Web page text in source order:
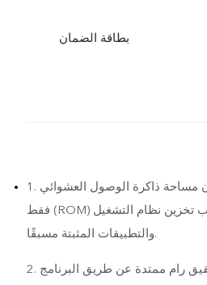
بطاقة الضمان
1. إن مساحة ذاكرة الوصول العشوائي (RAM)/ذاكرة القراءة
فقط (ROM) المتوفرة فعليًا أقل بسبب تخزين نظام التشغيل
والتطبيقات المثبتة مسبقًا.